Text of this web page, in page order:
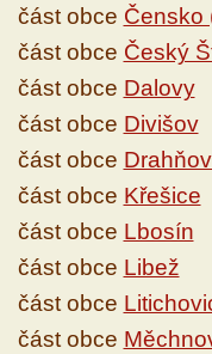
část obce Čensko
část obce Český
část obce Dalovy
část obce Divišov
část obce
část obce Křešice
část obce Lbosín
část obce Libež
část obce
část obce